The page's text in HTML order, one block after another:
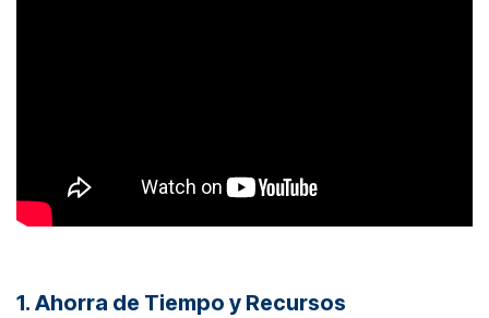
​1. Ahorra de Tiempo y Recursos